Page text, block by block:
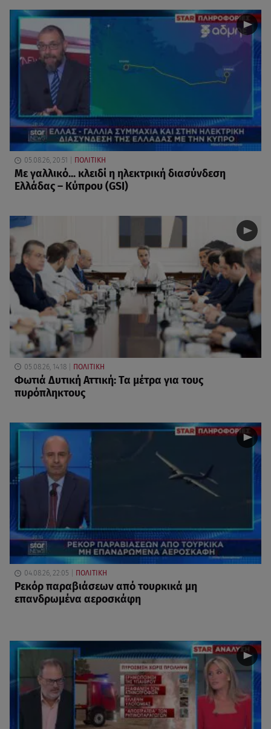
05.08.26, 20:51 ΠΟΛΙΤΙΚΗ
Με γαλλικό... κλειδί η ηλεκτρική διασύνδεση
Ελλάδας – Κύπρου (GSI)
05.08.26, 14:18 ΠΟΛΙΤΙΚΗ
Φωτιά Δυτική Αττική: Τα μέτρα για τους
πυρόπληκτους
04.08.26, 22:05 ΠΟΛΙΤΙΚΗ
Ρεκόρ παραβιάσεων από τουρκικά μη
επανδρωμένα αεροσκάφη